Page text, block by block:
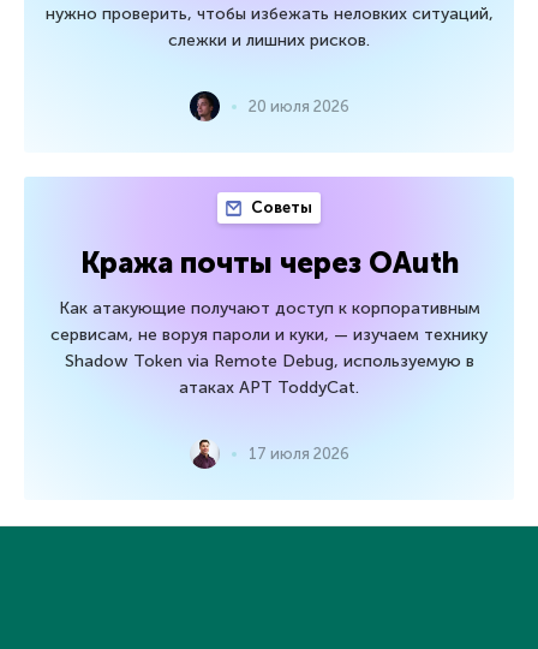
нужно проверить, чтобы избежать неловких ситуаций,
слежки и лишних рисков.
20 июля 2026
Советы
Кража почты через OAuth
Как атакующие получают доступ к корпоративным
сервисам, не воруя пароли и куки, — изучаем технику
Shadow Token via Remote Debug, используемую в
атаках APT ToddyCat.
17 июля 2026